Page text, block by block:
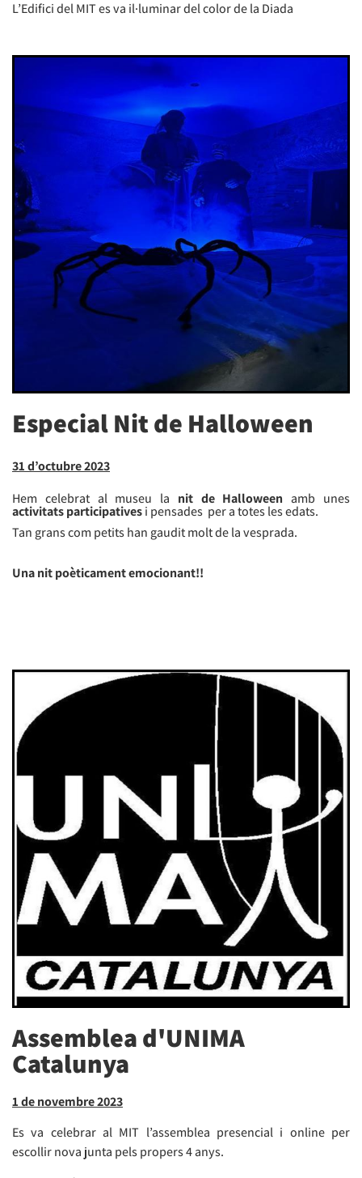
L’Edifici del MIT es va il·luminar del color de la Diada
Especial Nit de Halloween
31 d’octubre 2023
Hem celebrat al museu la nit de Halloween amb unes
activitats participativesi pensades per a totes les edats.
Tan grans com petits han gaudit molt de la vesprada.
Una nit poèticament emocionant!!
Assemblea d'UNIMA
Catalunya
1 de novembre 2023
Es va celebrar al MIT l’assemblea presencial i online per
escollir nova junta pels propers 4 anys.